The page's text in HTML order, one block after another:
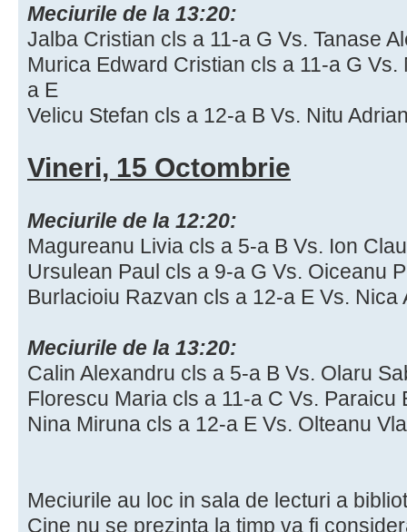
Meciurile de la 13:20:
Jalba Cristian cls a 11-a G Vs. Tanase
Murica Edward Cristian cls a 11-a G
a E
Velicu Stefan cls a 12-a B Vs. Nitu
Vineri, 15 Octombrie
Meciurile de la 12:20:
Magureanu Livia cls a 5-a B Vs. Ion
Ursulean Paul cls a 9-a G Vs. Oiceanu
Burlacioiu Razvan cls a 12-a E Vs. Nica
Meciurile de la 13:20:
Calin Alexandru cls a 5-a B Vs. Olaru
Florescu Maria cls a 11-a C Vs. Paraicu
Nina Miruna cls a 12-a E Vs. Olteanu
Meciurile au loc in sala de lecturi a
Cine nu se prezinta la timp va fi